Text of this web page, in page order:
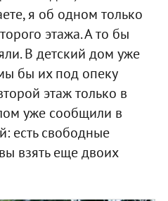
я об одном только
этажа. А то бы
В детский дом уже
бы их под опеку
этаж только в
уже сообщили в
есть свободные
взять еще двоих